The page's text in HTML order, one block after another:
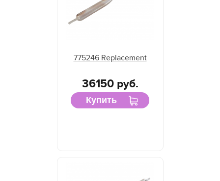
775246 Replacement
36150 руб.
Купить